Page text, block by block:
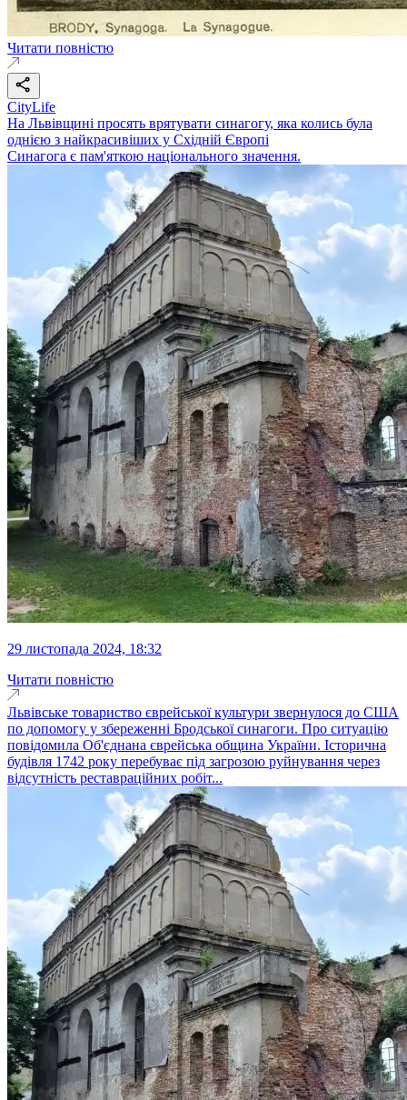
Читати повністю
CityLife
На Львівщині просять врятувати синагогу, яка колись була
однією з найкрасивіших у Східній Європі
Синагога є пам'яткою національного значення.
29 листопада 2024, 18:32
Читати повністю
Львівське товариство єврейської культури звернулося до США
по допомогу у збереженні Бродської синагоги. Про ситуацію
повідомила Об'єднана єврейська община України. Історична
будівля 1742 року перебуває під загрозою руйнування через
відсутність реставраційних робіт...